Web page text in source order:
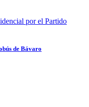
de Bávaro